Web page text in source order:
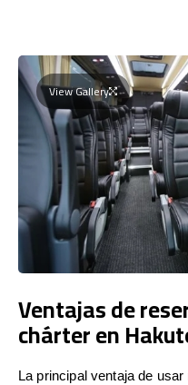
View Gallery
Ventajas de
chárter en
La principal ventaja de